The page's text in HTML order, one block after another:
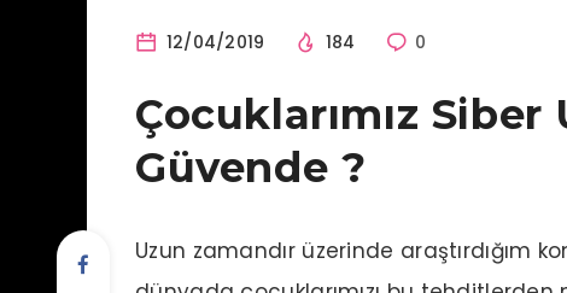
12/04/2019 184 0
Çocuklarımız
Güvende ?
Uzun zamandır üzerinde araştırdığım